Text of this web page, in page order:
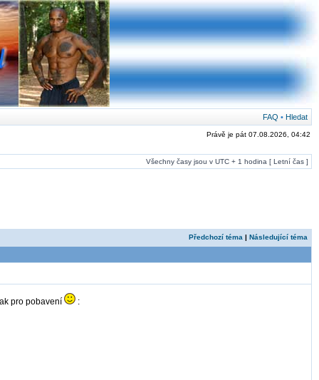
FAQ • Hledat
Právě je pát 07.08.2026, 04:42
Všechny časy jsou v UTC + 1 hodina [ Letní čas ]
Předchozí téma | Následující téma
pro pobavení :